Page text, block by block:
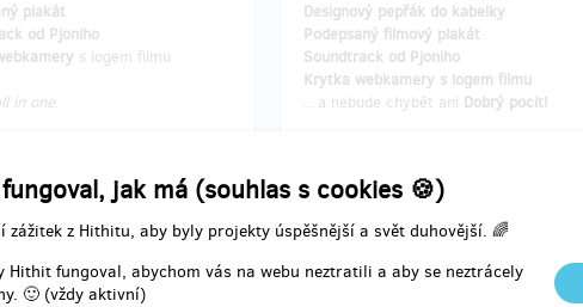
jak má (souhlas s cookies 🍪)
zážitek z Hithitu, aby byly projekty úspěšnější a svět duhovější. 🌈
fungoval, abychom vás na webu neztratili a aby se neztrácely
🙂 (vždy aktivní)
plakát
od Pjoniho
s logem filmu
in one.
odměny: na poštovní adresu, do
po ukončení projektu na Hithitu
1 000 Kč
Designový pepřák do kabelky
Podepsaný filmový plakát
Soundtrack od Pjoniho
Krytka webkamery s logem filmu
...a nebude chybět ani Dobrý pocit!
Doručení odměny: na poštovní adresu, do
roku po ukončení projektu na Hithitu